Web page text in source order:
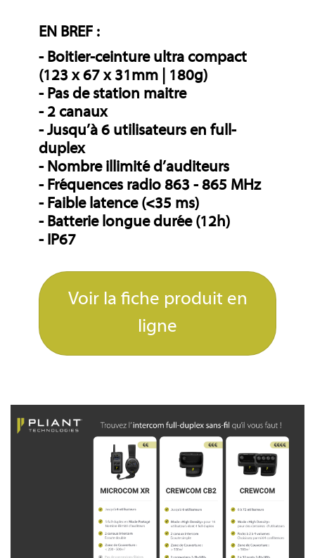
EN BREF :
- Boitier-ceinture ultra compact
(123 x 67 x 31mm | 180g)
- Pas de station maitre
- 2 canaux
- Jusqu’à 6 utilisateurs en full-
duplex
- Nombre illimité d’auditeurs
- Fréquences radio 863 - 865 MHz
- Faible latence (<35 ms)
- Batterie longue durée (12h)
- IP67
Voir la fiche produit en
ligne